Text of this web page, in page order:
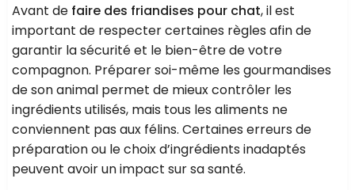
Avant de faire des friandises pour chat, il est
important de respecter certaines règles afin de
garantir la sécurité et le bien-être de votre
compagnon. Préparer soi-même les gourmandises
de son animal permet de mieux contrôler les
ingrédients utilisés, mais tous les aliments ne
conviennent pas aux félins. Certaines erreurs de
préparation ou le choix d’ingrédients inadaptés
peuvent avoir un impact sur sa santé.